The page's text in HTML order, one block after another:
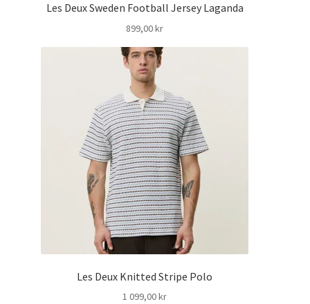
Les Deux Sweden Football Jersey Laganda
899,00kr
Les Deux Knitted Stripe Polo
1 099,00kr